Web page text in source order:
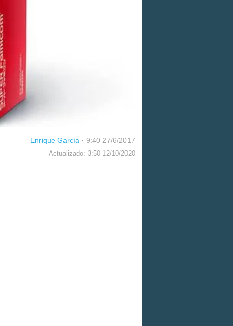
Enrique García · 9:40 27/6/2017
Actualizado: 3:50 12/10/2020